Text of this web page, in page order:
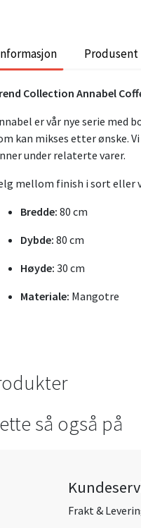
Produsent
Collection Annabel
er vår nye serie med
kan mikses etter ønske.
under relaterte varer.
mellom finish i sort eller
Bredde: 80 cm
Dybde: 80 cm
Høyde: 30 cm
Materiale: Mangotre
så også på
Frakt &